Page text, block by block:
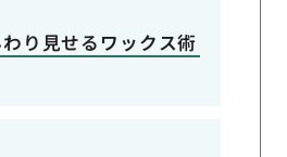
り見せるワックス術